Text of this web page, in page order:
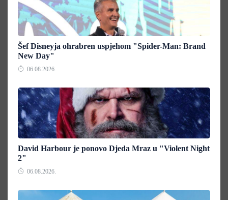
Šef Disneyja ohrabren uspjehom "Spider-Man: Brand
New Day"
06.08.2026.
David Harbour je ponovo Djeda Mraz u "Violent Night
2"
06.08.2026.